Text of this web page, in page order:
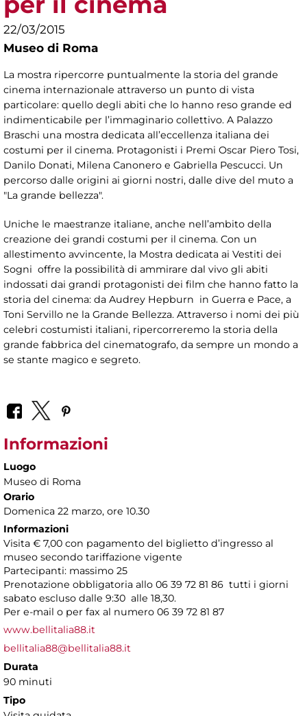
22/03/2015
Museo di Roma
La mostra ripercorre puntualmente la storia del grande
cinema internazionale attraverso un punto di vista
particolare: quello degli abiti che lo hanno reso grande ed
indimenticabile per l’immaginario collettivo. A Palazzo
Braschi una mostra dedicata all’eccellenza italiana dei
costumi per il cinema. Protagonisti i Premi Oscar Piero Tosi,
Danilo Donati, Milena Canonero e Gabriella Pescucci. Un
percorso dalle origini ai giorni nostri, dalle dive del muto a
"La grande bellezza".
Uniche le maestranze italiane, anche nell’ambito della
creazione dei grandi costumi per il cinema. Con un
allestimento avvincente, la Mostra dedicata ai Vestiti dei
Sogni offre la possibilità di ammirare dal vivo gli abiti
indossati dai grandi protagonisti dei film che hanno fatto la
storia del cinema: da Audrey Hepburn in Guerra e Pace, a
Toni Servillo ne la Grande Bellezza. Attraverso i nomi dei più
celebri costumisti italiani, ripercorreremo la storia della
grande fabbrica del cinematografo, da sempre un mondo a
se stante magico e segreto.
Informazioni
Luogo
Museo di Roma
Orario
Domenica 22 marzo, ore 10.30
Informazioni
Visita € 7,00 con pagamento del biglietto d’ingresso al
museo secondo tariffazione vigente
Partecipanti: massimo 25
Prenotazione obbligatoria allo 06 39 72 81 86 tutti i giorni
sabato escluso dalle 9:30 alle 18,30.
Per e-mail o per fax al numero 06 39 72 81 87
www.bellitalia88.it
bellitalia88@bellitalia88.it
Durata
90 minuti
Tipo